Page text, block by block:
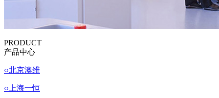
PRODUCT
产品中心
○北京澳维
○上海一恒